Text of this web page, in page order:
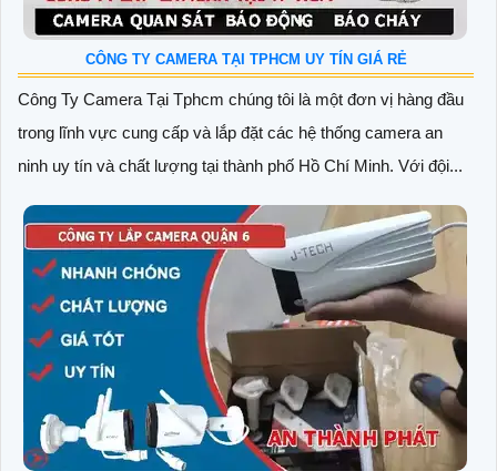
CÔNG TY CAMERA TẠI TPHCM UY TÍN GIÁ RẺ
Công Ty Camera Tại Tphcm chúng tôi là một đơn vị hàng đầu
trong lĩnh vực cung cấp và lắp đặt các hệ thống camera an
ninh uy tín và chất lượng tại thành phố Hồ Chí Minh. Với đội...